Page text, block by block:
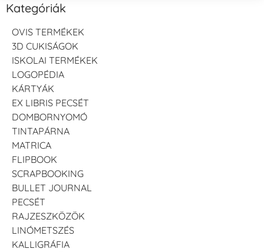
Kategóriák
OVIS TERMÉKEK
3D CUKISÁGOK
ISKOLAI TERMÉKEK
LOGOPÉDIA
KÁRTYÁK
EX LIBRIS PECSÉT
DOMBORNYOMÓ
TINTAPÁRNA
MATRICA
FLIPBOOK
SCRAPBOOKING
BULLET JOURNAL
PECSÉT
RAJZESZKÖZÖK
LINÓMETSZÉS
KALLIGRÁFIA